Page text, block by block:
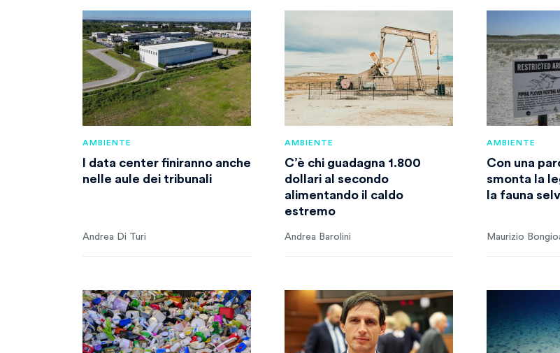
AMBIENTE
I data center finiranno anche
nelle aule dei tribunali
Andrea Di Turi
AMBIENTE
C’è chi guadagna 1.800
dollari al secondo
alimentando il caldo
estremo
Andrea Barolini
AMBIENTE
Con una
smonta la
la fauna
Maurizio